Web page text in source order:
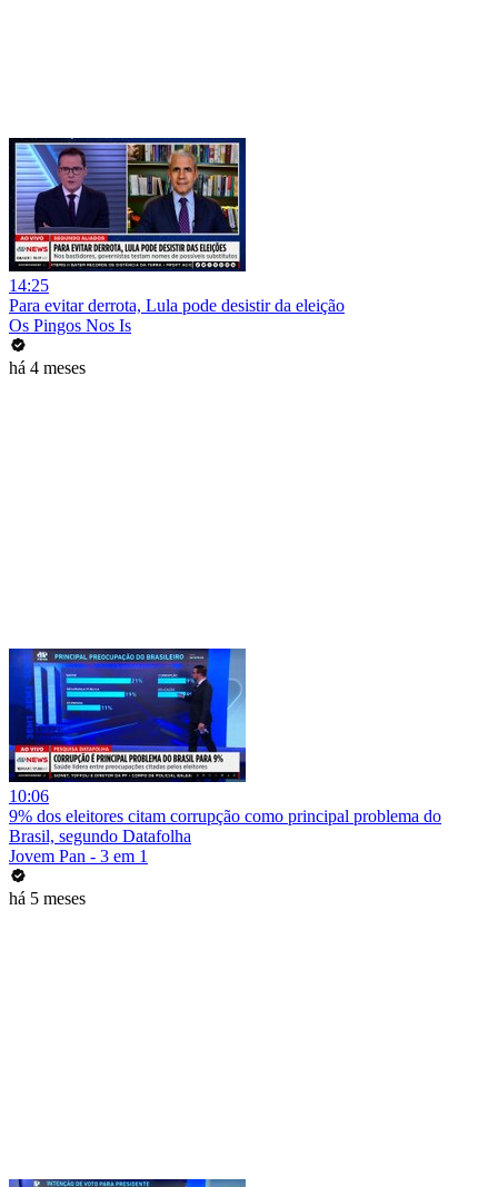
14:25
Para evitar derrota, Lula pode desistir da eleição
Os Pingos Nos Is
há 4 meses
10:06
9% dos eleitores citam corrupção como principal problema do
Brasil, segundo Datafolha
Jovem Pan - 3 em 1
há 5 meses